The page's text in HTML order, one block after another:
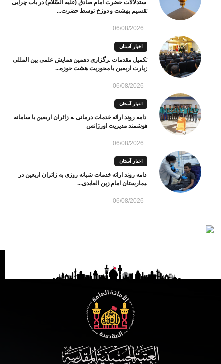
استدلالات حضرت امام صادق (علیه السّلام) در باب چرایی
تقسیم بهشت و دوزخ توسط حضرت...
06/08/2026
اخبار آستان
تکمیل مقدمات برگزاری دهمین همایش علمی بین المللی
زیارت اربعین با محوریت هشت حوزه...
06/08/2026
اخبار آستان
ادامه روند ارائه خدمات درمانی به زائران اربعین با سامانه
هوشمند مدیریت اورژانس
06/08/2026
اخبار آستان
ادامه روند ارائه خدمات شبانه روزی به زائران اربعین در
بیمارستان امام زین العابدی...
06/08/2026